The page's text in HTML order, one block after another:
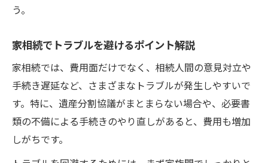
う。
家相続でトラブルを避けるポイント解説
家相続では、費用面だけでなく、相続人間の意見対立や
手続き遅延など、さまざまなトラブルが発生しやすいで
す。特に、遺産分割協議がまとまらない場合や、必要書
類の不備による手続きのやり直しがあると、費用も増加
しがちです。